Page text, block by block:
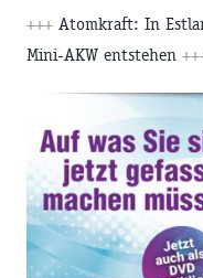
+++ Atomkraft: In
Mini-AKW entstehen